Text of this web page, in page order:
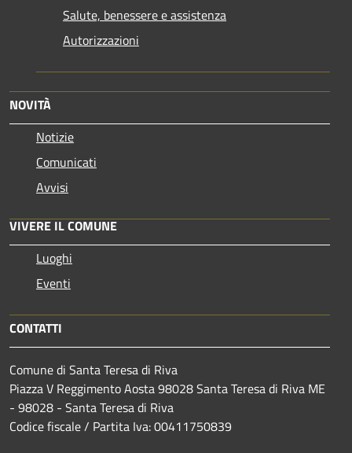
Salute, benessere e assistenza
Autorizzazioni
NOVITÀ
Notizie
Comunicati
Avvisi
VIVERE IL COMUNE
Luoghi
Eventi
CONTATTI
Comune di Santa Teresa di Riva
Piazza V Reggimento Aosta 98028 Santa Teresa di Riva ME
- 98028 - Santa Teresa di Riva
Codice fiscale / Partita Iva: 00411750839